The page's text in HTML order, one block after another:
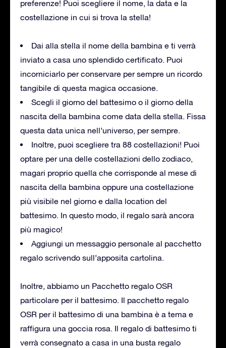
preferenze! Puoi scegliere il nome, la data e la
costellazione in cui si trova la stella!
Dai alla stella il nome della bambina e ti verrà
inviato a casa uno splendido certificato. Puoi
incorniciarlo per conservare per sempre un ricordo
tangibile di questa magica occasione.
Scegli il giorno del battesimo o il giorno della
nascita della bambina come data della stella. Fissa
questa data unica nell’universo, per sempre.
Inoltre, puoi scegliere tra 88 costellazioni! Puoi
optare per una delle costellazioni dello zodiaco,
magari proprio quella che corrisponde al mese di
nascita della bambina oppure una costellazione
più visibile nel giorno e dalla location del
battesimo. In questo modo, il regalo sarà ancora
più magico!
Aggiungi un messaggio personale al pacchetto
regalo scrivendo sull’apposita cartolina.
Inoltre, abbiamo un Pacchetto regalo OSR
particolare per il battesimo. Il pacchetto regalo
OSR per il battesimo di una bambina è a tema e
raffigura una goccia rosa. Il regalo di battesimo ti
verrà consegnato a casa in una busta regalo